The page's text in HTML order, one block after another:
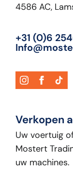
4586 AC,
+31 (0)6
Verkopen
Uw voertuig
Mostert
uw machines.